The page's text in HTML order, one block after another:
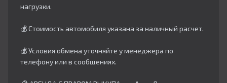
нагрузки.
💰 Стоимость автомобиля указана за наличный расчет.
💰 Условия обмена уточняйте у менеджера по
телефону или в сообщениях.